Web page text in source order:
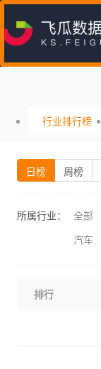
行业排行榜
日榜 周榜
所属行业： 全部
汽车
排行